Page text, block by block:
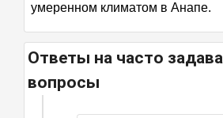
умеренном климатом в Анапе.
Ответы на часто
вопросы